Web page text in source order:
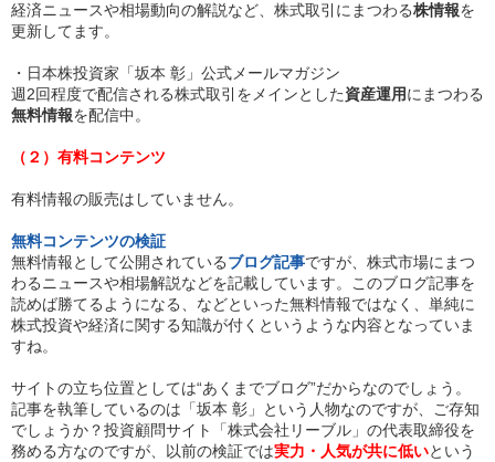
経済ニュースや相場動向の解説など、株式取引にまつわる株情報を
更新してます。
・日本株投資家「坂本 彰」公式メールマガジン
週2回程度で配信される株式取引をメインとした資産運用にまつわる
無料情報を配信中。
（２）有料コンテンツ
有料情報の販売はしていません。
無料コンテンツの検証
無料情報として公開されているブログ記事ですが、株式市場にまつ
わるニュースや相場解説などを記載しています。このブログ記事を
読めば勝てるようになる、などといった無料情報ではなく、単純に
株式投資や経済に関する知識が付くというような内容となっていま
すね。
サイトの立ち位置としては“あくまでブログ”だからなのでしょう。
記事を執筆しているのは「坂本 彰」という人物なのですが、ご存知
でしょうか？投資顧問サイト「株式会社リーブル」の代表取締役を
務める方なのですが、以前の検証では実力・人気が共に低いという